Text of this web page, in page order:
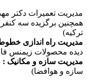
مدیریت تعمیرات دکتر
همچنین برگزیده سه
ترکیه)
مدیریت راه اندازی
دیده محصولات زیمنس
مدیریت سازه و مکانیک :
سازه و هوافضا)